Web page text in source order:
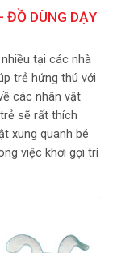
ĐỒ DÙNG DẠY
tại các nhà
trẻ hứng thú với
các nhân vật
sẽ rất thích
xung quanh bé
việc khơi gợi trí